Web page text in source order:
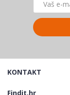
KONTAKT
Findit.hr